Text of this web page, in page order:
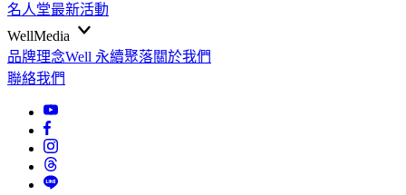
名人堂最新活動
WellMedia
品牌理念Well 永續聚落關於我們
聯絡我們